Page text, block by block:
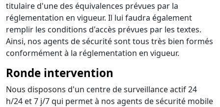
titulaire d'une des équivalences prévues par la
réglementation en vigueur. Il lui faudra également
remplir les conditions d'accès prévues par les textes.
Ainsi, nos agents de sécurité sont tous très bien formés
conformément à la réglementation en vigueur.
Ronde intervention
Nous disposons d'un centre de surveillance actif 24
h/24 et 7 j/7 qui permet à nos agents de sécurité mobile